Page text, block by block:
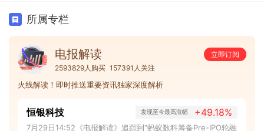
所属专栏
电报解读
立即订阅
2593829人购买 157391人关注
火线解读！即时推送重要资讯独家深度解析
恒银科技 发现至今最高涨幅 +49.18%
7月29日14:52《电报解读》追踪到“蚂蚁数科筹备Pre-IPO轮融